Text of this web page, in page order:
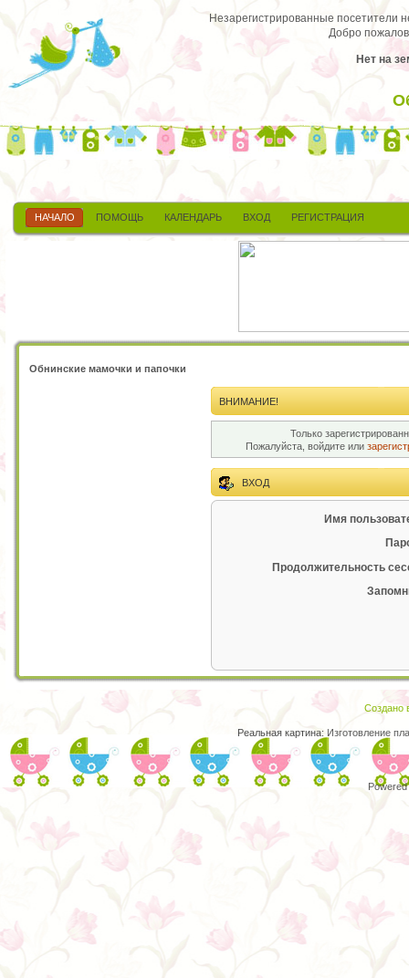
Незарегистрированные посетители
Добро
Нет на
НАЧАЛО ПОМОЩЬ КАЛЕНДАРЬ ВХОД РЕГИСТРАЦИЯ
Обнинские мамочки и папочки
ВНИМАНИЕ!
Только
Пожалуйста, войдите или
ВХОД
Имя
Продолжительность
Создано
Реальная картина: Изготовление